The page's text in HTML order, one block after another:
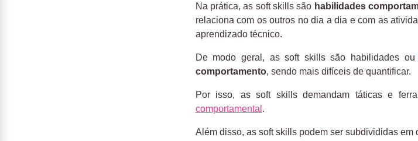
Na prática, as soft skills são habilidades
relaciona com os outros no dia a dia e com as
aprendizado técnico.
De modo geral, as soft skills são habilidades
comportamento, sendo mais difíceis de quantificar.
Por isso, as soft skills demandam táticas e
comportamental .
Além disso, as soft skills podem ser subdivididas em